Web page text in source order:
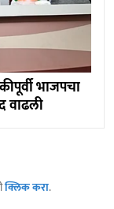
भाजपचा
वाढली
क्लिक करा.